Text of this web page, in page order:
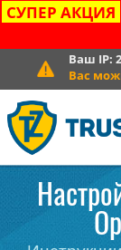
СУПЕР АКЦИЯ
Ваш IP:
Вас